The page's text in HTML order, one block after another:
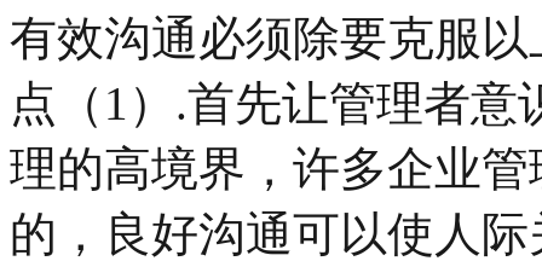
有效沟通必须除要克服
点（1）.首先让管理者
理的高境界，许多企业
的，良好沟通可以使人